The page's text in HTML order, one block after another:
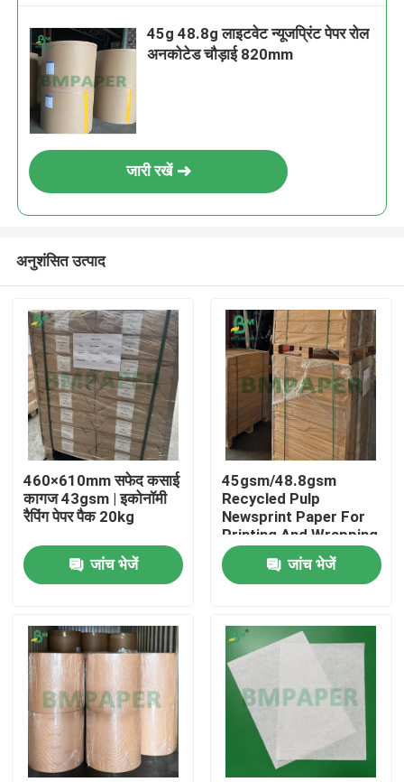
होम
उत्पाद
45g 48.8g लाइटवेट न्यूजप्रिंट पेपर रोल
अनकोटेड चौड़ाई 820mm
जारी रखें
अनुशंसित उत्पाद
460×610mm सफेद कसाई
कागज 43gsm | इकोनॉमी
रैपिंग पेपर पैक 20kg
जांच भेजें
45gsm/48.8gsm
Recycled Pulp
Newsprint Paper For
Printing And Wrapping
In Roll
जांच भेजें